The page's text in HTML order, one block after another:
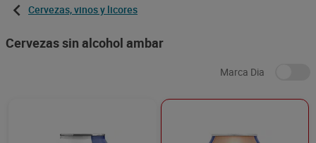
Cervezas, vinos y licores
Cervezas sin alcohol ambar
Marca Dia